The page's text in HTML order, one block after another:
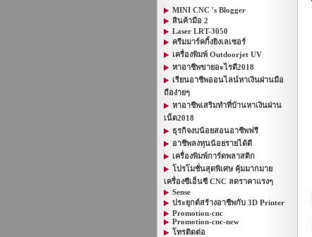
MINI CNC 's Blogger
สินค้ามือ 2
Laser LRT-3050
ครีมมาร์คกิ้งยิงเลเซอร์
เครื่องพิมพ์ Outdoorjet UV
หาอาชีพขายอะไรดี2018
เรียนอาชีพออนไลน์หาเงินผ่านมือ
ถือง่ายๆ
หาอาชีพเสริมทําที่บ้านหาเงินผ่าน
เน็ต2018
ธุรกิจงบน้อยสอนอาชีพฟรี
อาชีพลงทุนน้อยรายได้ดี
เครื่องพิมพ์การ์ดพลาสติก
โปรโมชั่นสุดพิเศษ คุ้มมากมาย
เครื่องซีเอ็นซี CNC ลดราคาแรงๆ
Sense
ประยุกต์สร้างอาชีพกับ 3D Printer
Promotion-cnc
Promotion-cnc-new
โทรติดต่อ